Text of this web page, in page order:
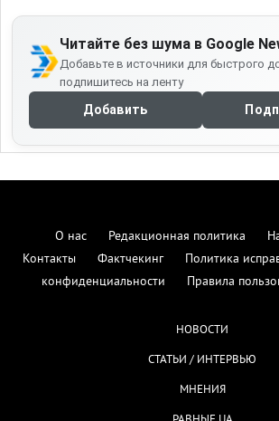
Читайте без шума в Google
Добавьте в источники для быстрого
подпишитесь на ленту
Добавить
О нас Редакционная политика
Контакты
Фактчекинг Политика
конфиденциальности
Правила
НОВОСТИ
СТАТЬИ / ИНТЕРВЬЮ
МНЕНИЯ